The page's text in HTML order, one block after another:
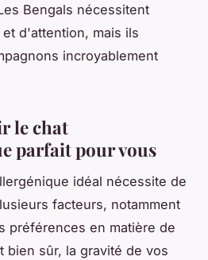
Bengals nécessitent
d'attention, mais ils
incroyablement
le chat
parfait pour vous
idéal nécessite de
facteurs, notamment
préférences en matière de
bien sûr, la gravité de vos